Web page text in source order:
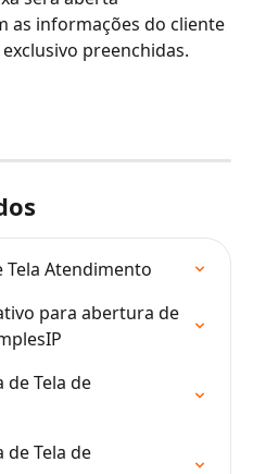
as informações do cliente
preenchidas.
Atendimento
para abertura de
Tela de
Tela de